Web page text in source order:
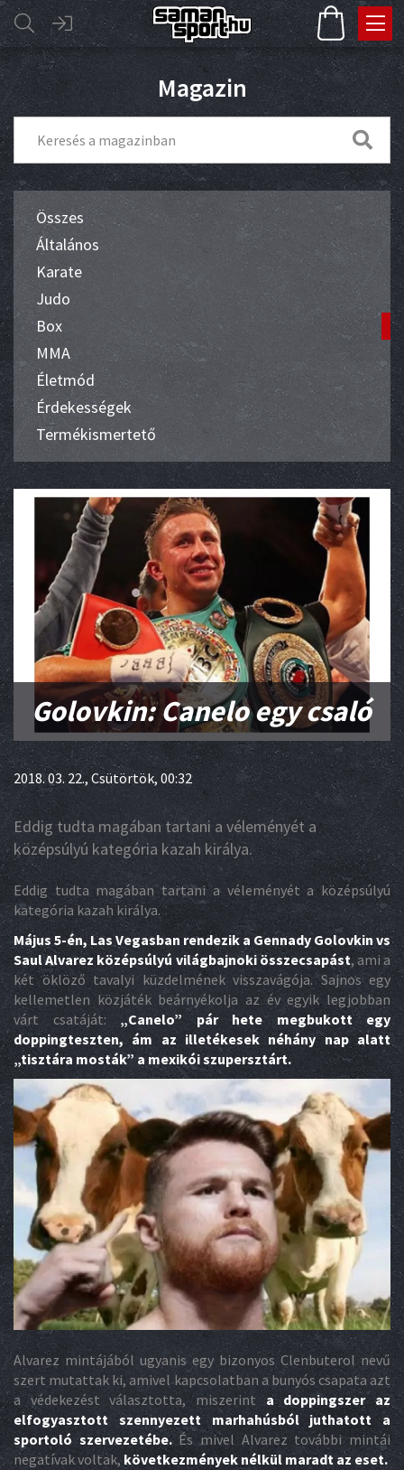
Magazin
Összes
Általános
Karate
Judo
Box
MMA
Életmód
Érdekességek
Termékismertető
Golovkin: Canelo egy csaló
2018. 03. 22., Csütörtök, 00:32
Eddig tudta magában tartani a véleményét a
középsúlyú kategória kazah királya.
Eddig tudta magában tartani a véleményét a középsúlyú
kategória kazah királya.
Május 5-én, Las Vegasban rendezik a Gennady Golovkin vs
Saul Alvarez középsúlyú világbajnoki összecsapást, ami a
két öklöző tavalyi küzdelmének visszavágója. Sajnos egy
kellemetlen közjáték beárnyékolja az év egyik legjobban
várt csatáját: „Canelo” pár hete megbukott egy
doppingteszten, ám az illetékesek néhány nap alatt
„tisztára mosták” a mexikói szupersztárt.
Alvarez mintájából ugyanis egy bizonyos Clenbuterol nevű
szert mutattak ki, amivel kapcsolatban a bunyós csapata azt
a védekezést választotta, miszerinta doppingszer az
elfogyasztott szennyezett marhahúsból juthatott a
sportoló szervezetébe.És mivel Alvarez további mintái
negatívak voltak,következmények nélkül maradt az eset.